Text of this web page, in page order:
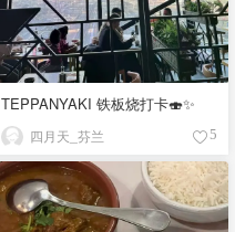
TEPPANYAKI 铁板烧打卡🍣✨
四月天_芬兰 5